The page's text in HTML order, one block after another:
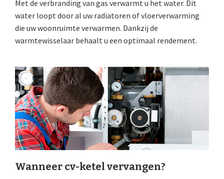
Met de verbranding van gas verwarmt u het water. Dit
water loopt door al uw radiatoren of vloerverwarming
die uw woonruimte verwarmen. Dankzij de
warmtewisselaar behaalt u een optimaal rendement.
Wanneer cv-ketel vervangen?